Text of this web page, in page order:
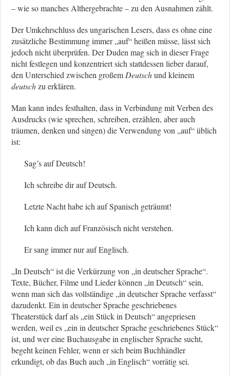
– wie so manches Althergebrachte – zu den Ausnahmen zählt.
Der Umkehrschluss des ungarischen Lesers, dass es ohne eine
zusätzliche Bestimmung immer „auf“ heißen müsse, lässt sich
jedoch nicht überprüfen. Der Duden mag sich in dieser Frage
nicht festlegen und konzentriert sich stattdessen lieber darauf,
den Unterschied zwischen großem Deutschund kleinem
deutschzu erklären.
Man kann indes festhalten, dass in Verbindung mit Verben des
Ausdrucks (wie sprechen, schreiben, erzählen, aber auch
träumen, denken und singen) die Verwendung von „auf“ üblich
ist:
Sag’s auf Deutsch!
Ich schreibe dir auf Deutsch.
Letzte Nacht habe ich auf Spanisch geträumt!
Ich kann dich auf Französisch nicht verstehen.
Er sang immer nur auf Englisch.
„In Deutsch“ ist die Verkürzung von „in deutscher Sprache“.
Texte, Bücher, Filme und Lieder können „in Deutsch“ sein,
wenn man sich das vollständige „in deutscher Sprache verfasst“
dazudenkt. Ein in deutscher Sprache geschriebenes
Theaterstück darf als „ein Stück in Deutsch“ angepriesen
werden, weil es „ein in deutscher Sprache geschriebenes Stück“
ist, und wer eine Buchausgabe in englischer Sprache sucht,
begeht keinen Fehler, wenn er sich beim Buchhändler
erkundigt, ob das Buch auch „in Englisch“ vorrätig sei.